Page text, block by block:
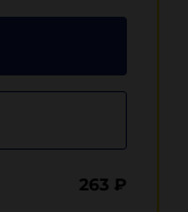
263 ₽